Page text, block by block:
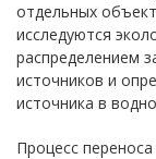
отдельных
исследуются
распределением
источников и
источника в
Процесс